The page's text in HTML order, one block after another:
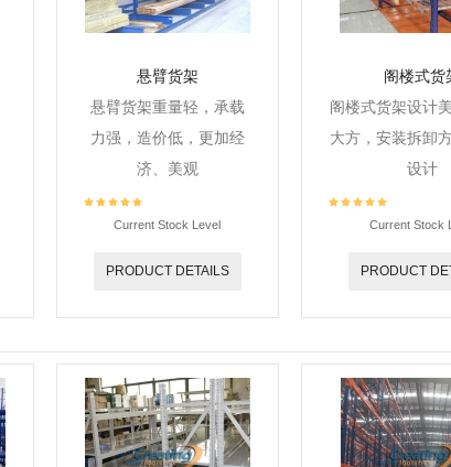
悬臂货架
悬臂货架重量轻，承载
力强，造价低，更加经
济、美观
Current Stock Level
PRODUCT DETAILS
阁楼式货
阁楼式货架设计
大方，安装拆卸
设计
Current Stock
PRODUCT